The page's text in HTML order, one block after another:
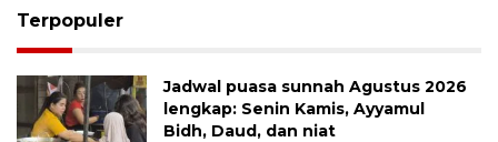
Terpopuler
Jadwal puasa sunnah Agustus 2026
lengkap: Senin Kamis, Ayyamul
Bidh, Daud, dan niat